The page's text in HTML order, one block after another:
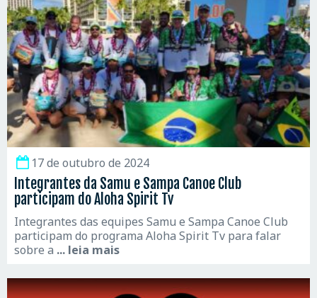
17 de outubro de 2024
Integrantes da Samu e Sampa Canoe Club
participam do Aloha Spirit Tv
Integrantes das equipes Samu e Sampa Canoe Club
participam do programa Aloha Spirit Tv para falar
sobre a ... leia mais